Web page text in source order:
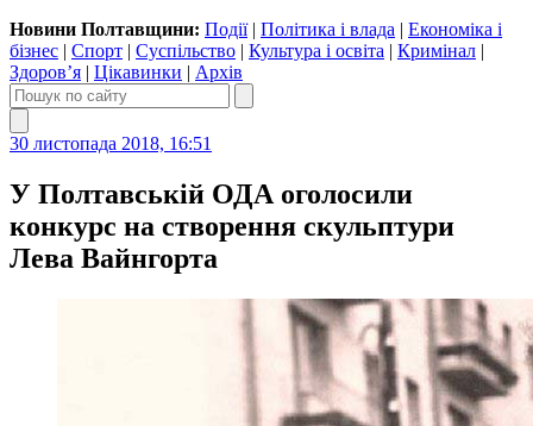
Новини Полтавщини: Події| Політика і влада | Економіка і
бізнес | Спорт | Суспільство | Культура і освіта | Кримінал |
Здоров’я | Цікавинки | Архів
30 листопада 2018, 16:51
У Полтавській ОДА оголосили
конкурс на створення скульптури
Лева Вайнгорта